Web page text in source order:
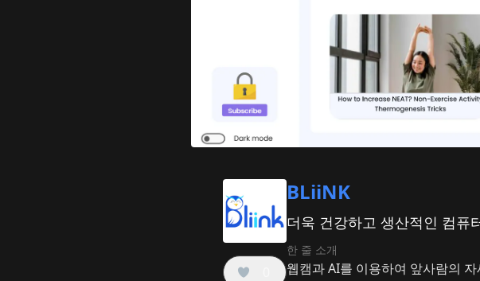
BLiiNK
더욱 건강하고 생산적인 컴퓨
한 줄 소개
웹캠과 AI를 이용하여 앞사람의